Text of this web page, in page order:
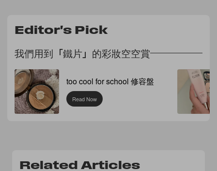
Editor's Pick
我們用到「鐵片」的彩妝空空賞
too cool for school 修容盤
Read Now
Related Articles